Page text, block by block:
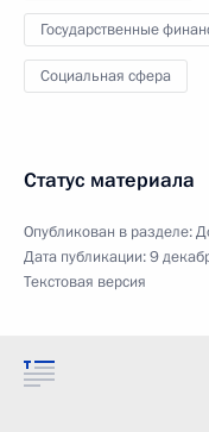
Государственные
Социальная сфера
Статус материала
Опубликован в разделе:
Дата публикации:9
Текстовая версия